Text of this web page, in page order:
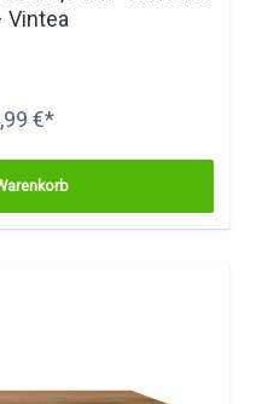
Vintea
€*